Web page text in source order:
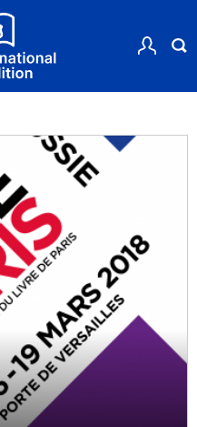
destinée à l’ensemble
Suivez les ventes de vos